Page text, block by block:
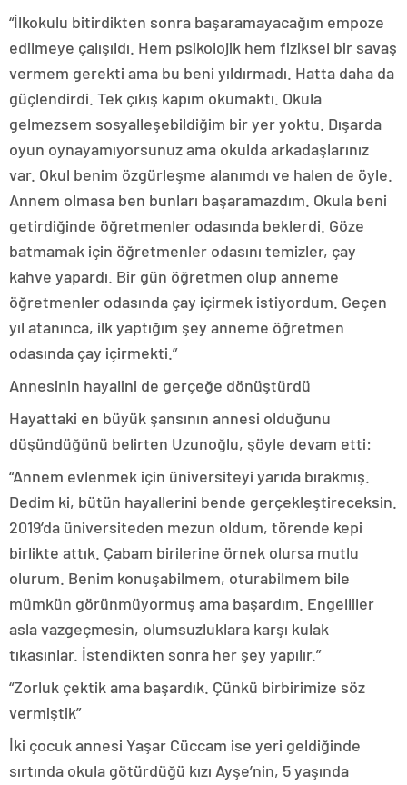
“İlkokulu bitirdikten sonra başaramayacağım empoze
edilmeye çalışıldı. Hem psikolojik hem fiziksel bir savaş
vermem gerekti ama bu beni yıldırmadı. Hatta daha da
güçlendirdi. Tek çıkış kapım okumaktı. Okula
gelmezsem sosyalleşebildiğim bir yer yoktu. Dışarda
oyun oynayamıyorsunuz ama okulda arkadaşlarınız
var. Okul benim özgürleşme alanımdı ve halen de öyle.
Annem olmasa ben bunları başaramazdım. Okula beni
getirdiğinde öğretmenler odasında beklerdi. Göze
batmamak için öğretmenler odasını temizler, çay
kahve yapardı. Bir gün öğretmen olup anneme
öğretmenler odasında çay içirmek istiyordum. Geçen
yıl atanınca, ilk yaptığım şey anneme öğretmen
odasında çay içirmekti.”
Annesinin hayalini de gerçeğe dönüştürdü
Hayattaki en büyük şansının annesi olduğunu
düşündüğünü belirten Uzunoğlu, şöyle devam etti:
“Annem evlenmek için üniversiteyi yarıda bırakmış.
Dedim ki, bütün hayallerini bende gerçekleştireceksin.
2019’da üniversiteden mezun oldum, törende kepi
birlikte attık. Çabam birilerine örnek olursa mutlu
olurum. Benim konuşabilmem, oturabilmem bile
mümkün görünmüyormuş ama başardım. Engelliler
asla vazgeçmesin, olumsuzluklara karşı kulak
tıkasınlar. İstendikten sonra her şey yapılır.”
“Zorluk çektik ama başardık. Çünkü birbirimize söz
vermiştik”
İki çocuk annesi Yaşar Cüccam ise yeri geldiğinde
sırtında okula götürdüğü kızı Ayşe’nin, 5 yaşında